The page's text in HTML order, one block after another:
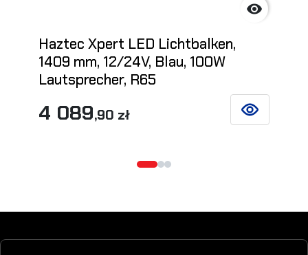

Haztec Xpert LED Lichtbalken,
1409 mm, 12/24V, Blau, 100W
Lautsprecher, R65
4 089,90 zł SIEHE